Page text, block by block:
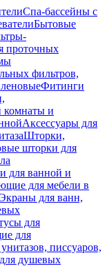
Спа-бассейны с
Бытовые
проточных
фильтров,
Фитинги
комнаты и
Аксессуары для
Шторки,
шторки для
для ванной и
для мебели в
для ванн,
для
для
писсуаров,
душевых